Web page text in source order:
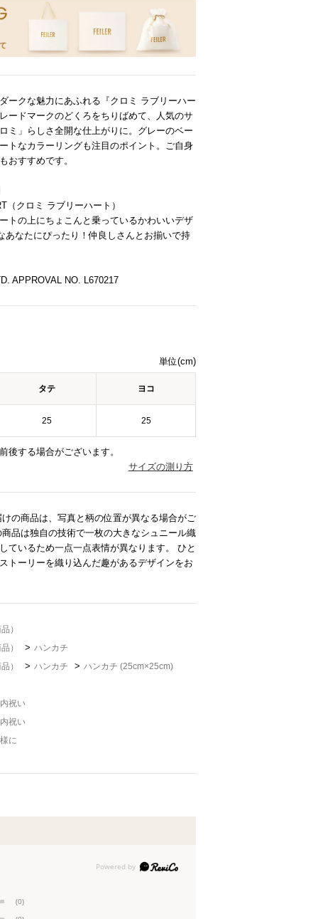
ークな魅力にあふれる『クロミ ラブリーハー
ードマークのどくろをちりばめて、人気のサ
ミ」らしさ全開な仕上がりに。グレーのベー
トなカラーリングも注目のポイント。ご自身
おすすめです。
（クロミ ラブリーハート）
トの上にちょこんと乗っているかわいいデザ
あなたにぴったり！仲良しさんとお揃いで持
APPROVAL NO. L670217
単位(cm)
タテ ヨコ
25 25
後する場合がございます。
サイズの測り方
けの商品は、写真と柄の位置が異なる場合がご
品は独自の技術で一枚の大きなシュニール織
ているため一点一点表情が異なります。 ひと
トーリーを織り込んだ趣があるデザインをお
）
） > ハンカチ
） > ハンカチ > ハンカチ (25cm×25cm)
祝い
祝い
に
(0)